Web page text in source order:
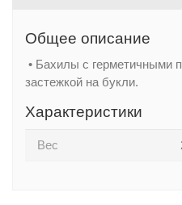
Общее описание
• Бахилы с герметичными
застежкой на букли.
Характеристики
Вес